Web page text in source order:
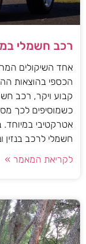
רכב חשמלי
אחד השיקולים
הכספי בהוצאות
קבוע ויקר, רכב
כשמוסיפים לכך
אטרקטיבי במיוחד.
חשמלי לרכב
לקריאת המאמר »